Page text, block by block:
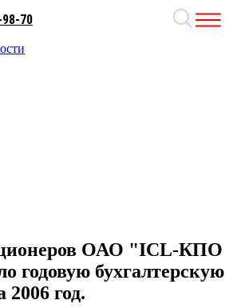
70
ОАО "ICL-КПО
годовую бухгалтерскую
2006 год.